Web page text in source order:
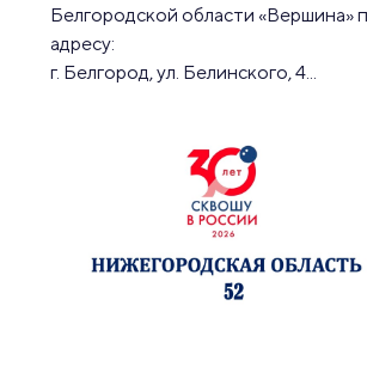
Белгородской области «Вершина»
адресу:
г. Белгород, ул. Белинского, 4...